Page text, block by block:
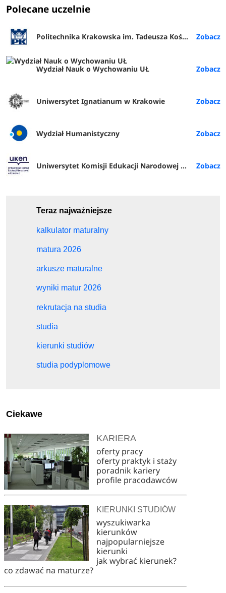
Polecane uczelnie
Politechnika Krakowska im. Tadeusza Kościuszki
Wydział Nauk o Wychowaniu UŁ
Uniwersytet Ignatianum w Krakowie
Wydział Humanistyczny
Uniwersytet Komisji Edukacji Narodowej w Krakowie
Teraz najważniejsze
kalkulator maturalny
matura 2026
arkusze maturalne
wyniki matur 2026
rekrutacja na studia
studia
kierunki studiów
studia podyplomowe
Ciekawe
KARIERA
oferty pracy
oferty praktyk i staży
poradnik kariery
profile pracodawców
KIERUNKI STUDIÓW
wyszukiwarka
kierunków
najpopularniejsze
kierunki
jak wybrać kierunek?
co zdawać na maturze?